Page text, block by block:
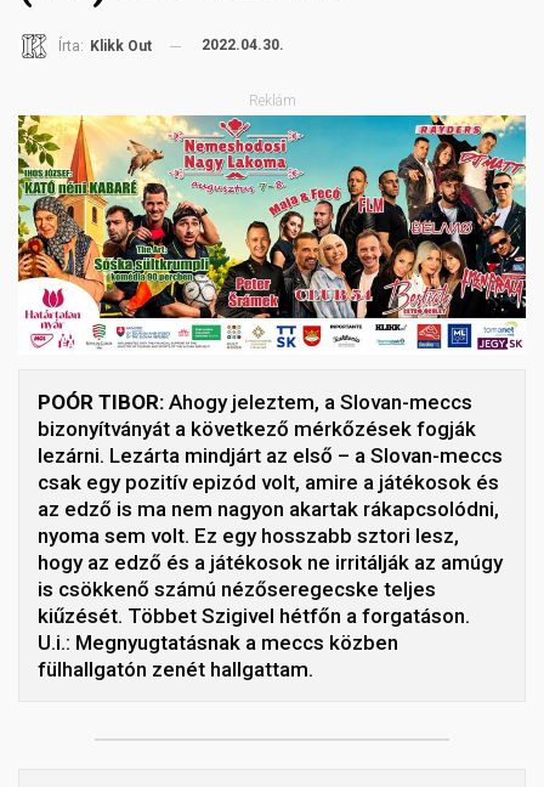
Írta: Klikk Out 2022.04.30.
Reklám
POÓR TIBOR: Ahogy jeleztem, a Slovan-meccs
bizonyítványát a következő mérkőzések fogják
lezárni. Lezárta mindjárt az első – a Slovan-meccs
csak egy pozitív epizód volt, amire a játékosok és
az edző is ma nem nagyon akartak rákapcsolódni,
nyoma sem volt. Ez egy hosszabb sztori lesz,
hogy az edző és a játékosok ne irritálják az amúgy
is csökkenő számú nézőseregecske teljes
kiűzését. Többet Szigivel hétfőn a forgatáson.
U.i.: Megnyugtatásnak a meccs közben
fülhallgatón zenét hallgattam.